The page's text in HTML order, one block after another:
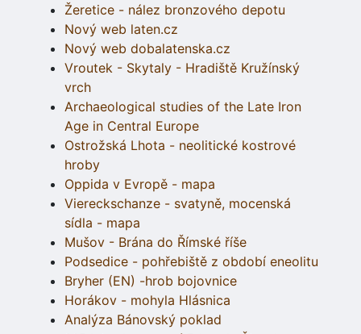
Žeretice - nález bronzového depotu
Nový web laten.cz
Nový web dobalatenska.cz
Vroutek - Skytaly - Hradiště Kružínský
vrch
Archaeological studies of the Late Iron
Age in Central Europe
Ostrožská Lhota - neolitické kostrové
hroby
Oppida v Evropě - mapa
Viereckschanze - svatyně, mocenská
sídla - mapa
Mušov - Brána do Římské říše
Podsedice - pohřebiště z období eneolitu
Bryher (EN) -hrob bojovnice
Horákov - mohyla Hlásnica
Analýza Bánovský poklad